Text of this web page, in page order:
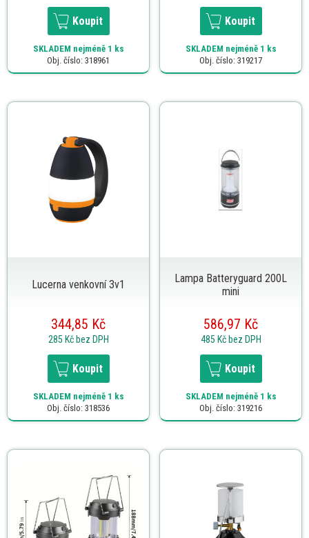
Koupit
SKLADEM nejméně 1 ks
Obj. číslo: 318961
Koupit
SKLADEM nejméně 1 ks
Obj. číslo: 319217
Lucerna venkovní 3v1
344,85 Kč
285 Kč bez DPH
Koupit
SKLADEM nejméně 1 ks
Obj. číslo: 318536
Lampa Batteryguard 200L
mini
586,97 Kč
485 Kč bez DPH
Koupit
SKLADEM nejméně 1 ks
Obj. číslo: 319216